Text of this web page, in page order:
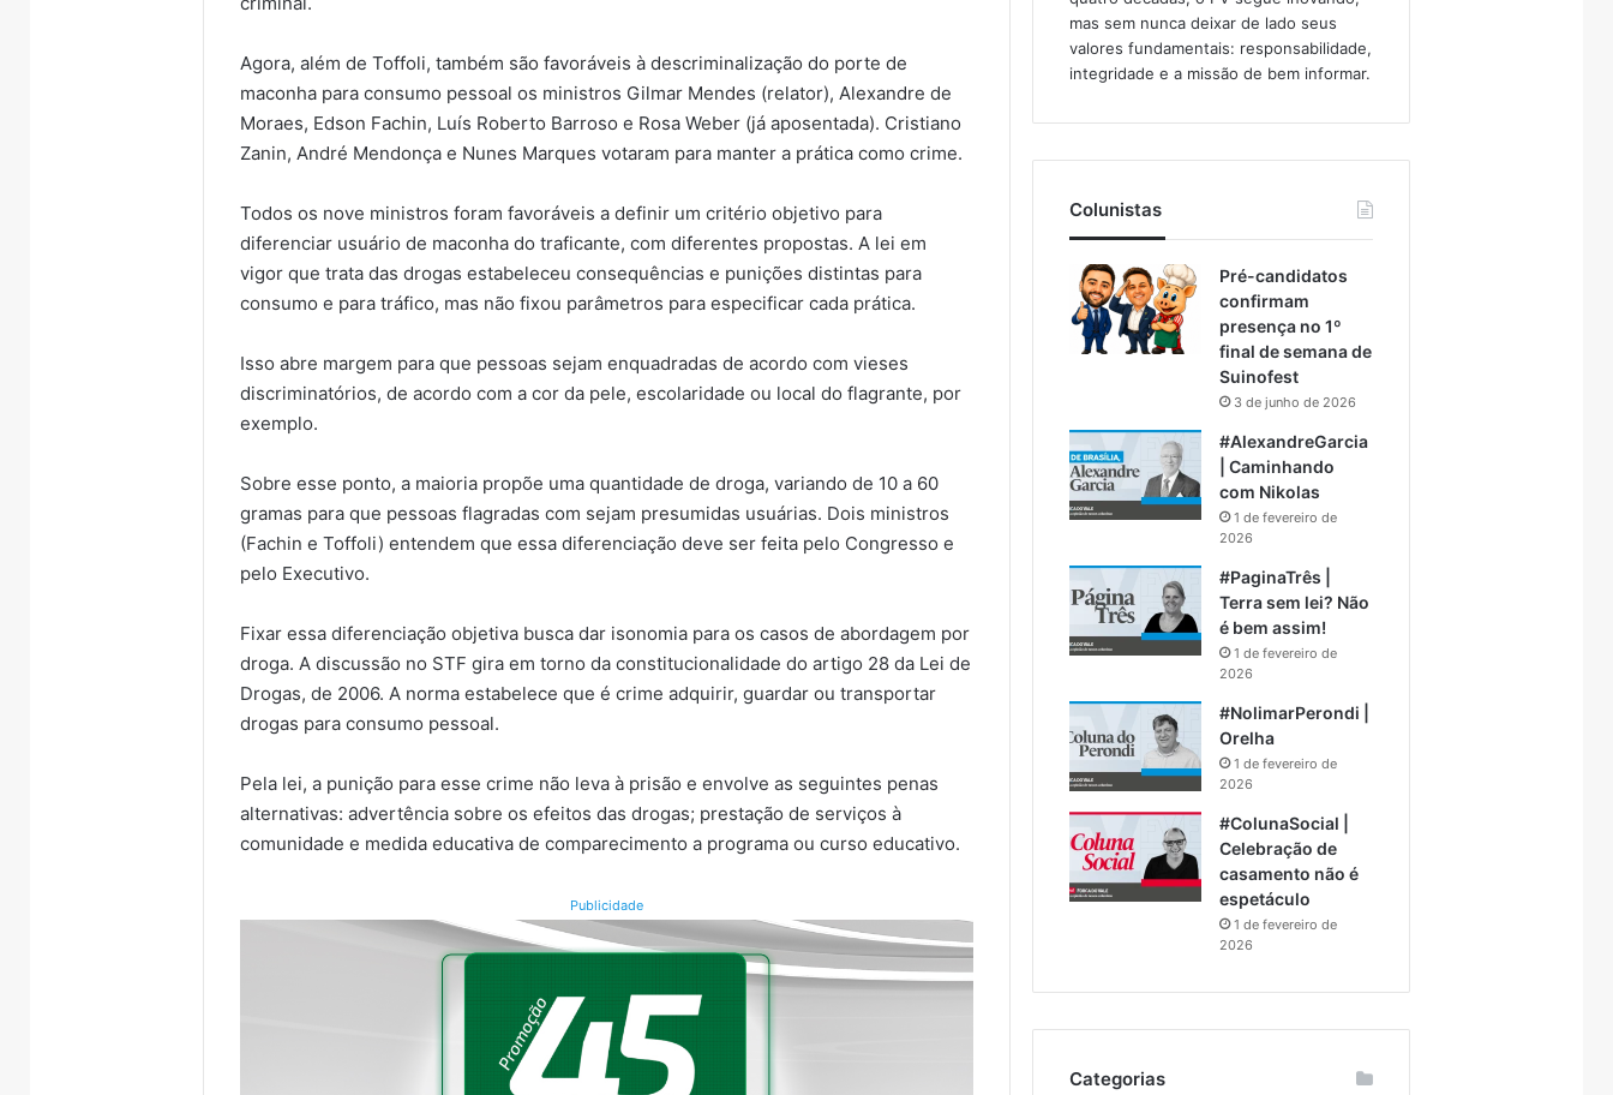
Agora, além de Toffoli, também são favoráveis à descriminalização do porte de
maconha para consumo pessoal os ministros Gilmar Mendes (relator), Alexandre de
Moraes, Edson Fachin, Luís Roberto Barroso e Rosa Weber (já aposentada). Cristiano
Zanin, André Mendonça e Nunes Marques votaram para manter a prática como crime.
Todos os nove ministros foram favoráveis a definir um critério objetivo para
diferenciar usuário de maconha do traficante, com diferentes propostas. A lei em
vigor que trata das drogas estabeleceu consequências e punições distintas para
consumo e para tráfico, mas não fixou parâmetros para especificar cada prática.
Isso abre margem para que pessoas sejam enquadradas de acordo com vieses
discriminatórios, de acordo com a cor da pele, escolaridade ou local do flagrante, por
exemplo.
Sobre esse ponto, a maioria propõe uma quantidade de droga, variando de 10 a 60
gramas para que pessoas flagradas com sejam presumidas usuárias. Dois ministros
(Fachin e Toffoli) entendem que essa diferenciação deve ser feita pelo Congresso e
pelo Executivo.
Fixar essa diferenciação objetiva busca dar isonomia para os casos de abordagem por
droga. A discussão no STF gira em torno da constitucionalidade do artigo 28 da Lei de
Drogas, de 2006. A norma estabelece que é crime adquirir, guardar ou transportar
drogas para consumo pessoal.
Pela lei, a punição para esse crime não leva à prisão e envolve as seguintes penas
alternativas: advertência sobre os efeitos das drogas; prestação de serviços à
comunidade e medida educativa de comparecimento a programa ou curso educativo.
Publicidade
mas sem nunca deixar de lado seus
valores fundamentais: responsabilidade,
integridade e a missão de bem informar.​
Colunistas
Pré-candidatos
confirmam
presença no 1º
final de semana de
Suinofest
3 de junho de 2026
#AlexandreGarcia
| Caminhando
com Nikolas
1 de fevereiro de
2026
#PaginaTrês |
Terra sem lei? Não
é bem assim!
1 de fevereiro de
2026
#NolimarPerondi |
Orelha
1 de fevereiro de
2026
#ColunaSocial |
Celebração de
casamento não é
espetáculo
1 de fevereiro de
2026
Categorias